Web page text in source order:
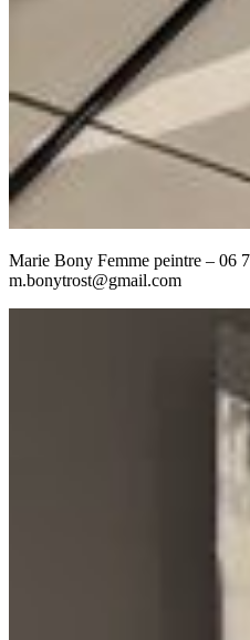
Marie Bony Femme peintre – 06
m.bonytrost@gmail.com